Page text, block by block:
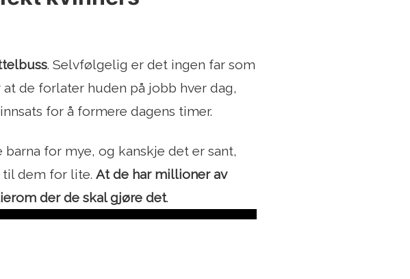
. Selvfølgelig er det ingen far som
de forlater huden på jobb hver dag,
for å formere dagens timer.
for mye, og kanskje det er sant,
dem for lite. At de har millioner av
der de skal gjøre det.